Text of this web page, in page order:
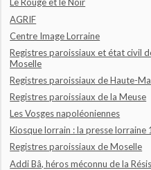
Le Rouge et le Noir
AGRIF
Centre Image Lorraine
Registres paroissiaux et état civil
Moselle
Registres paroissiaux de Haute-
Registres paroissiaux de la Meuse
Les Vosges napoléoniennes
Kiosque lorrain : la presse
Registres paroissiaux de Moselle
Addi Bâ, héros méconnu de la